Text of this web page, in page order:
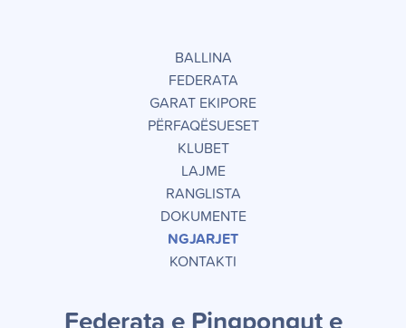
BALLINA
FEDERATA
GARAT EKIPORE
PËRFAQËSUESET
KLUBET
LAJME
RANGLISTA
DOKUMENTE
NGJARJET
KONTAKTI
Federata e Pingpongut e